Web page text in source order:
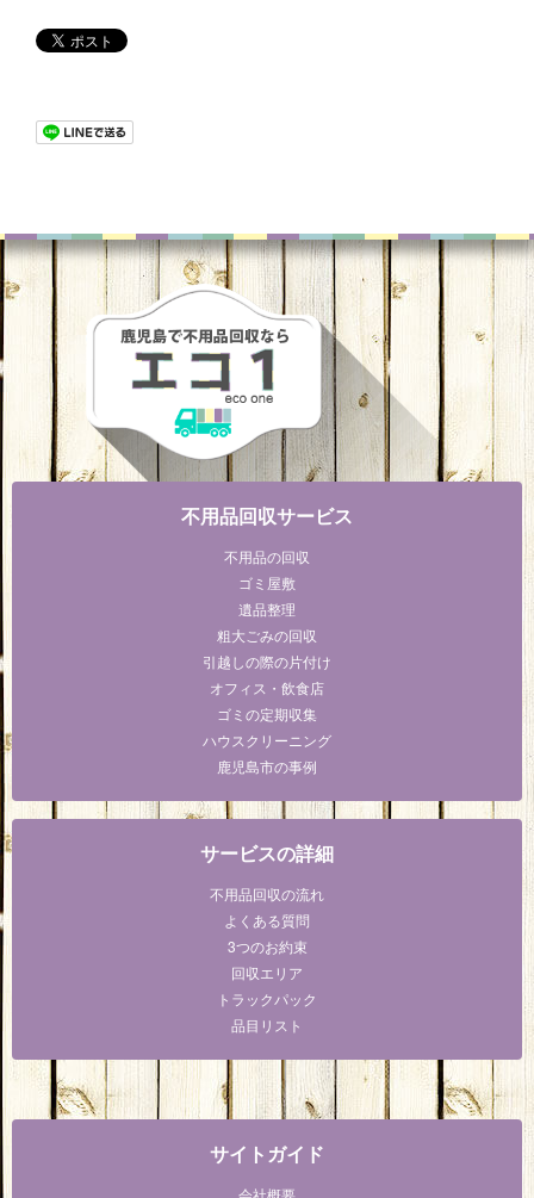
不用品回収サービス
不用品の回収
ゴミ屋敷
遺品整理
粗大ごみの回収
引越しの際の片付け
オフィス・飲食店
ゴミの定期収集
ハウスクリーニング
鹿児島市の事例
サービスの詳細
不用品回収の流れ
よくある質問
3つのお約束
回収エリア
トラックパック
品目リスト
サイトガイド
会社概要